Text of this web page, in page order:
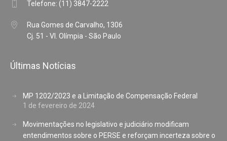
Telefone: (11) 3847-2222
Rua Gomes de Carvalho, 1306
Cj. 51 - Vl. Olímpia - São Paulo
Últimas Notícias
MP 1202/2023 e a Limitação de Compensação Federal
1 de fevereiro de 2024
Movimentações no legislativo e judiciário modificam
entendimentos sobre o PERSE e reforçam incerteza sobre o